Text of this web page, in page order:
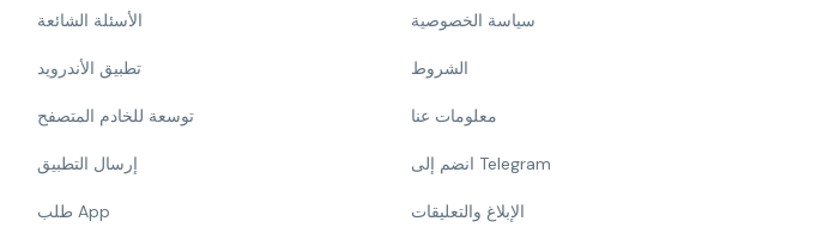
الأسئلة الشائعة
تطبيق الأندرويد
توسعة للخادم المتصفح
إرسال التطبيق
طلب App
سياسة الخصوصية
الشروط
معلومات عنا
انضم إلى Telegram
الإبلاغ والتعليقات